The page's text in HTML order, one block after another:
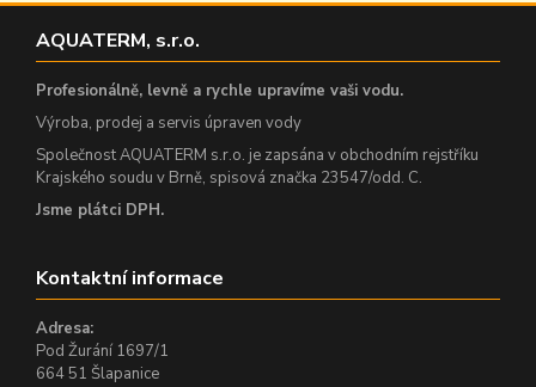
AQUATERM, s.r.o.
Profesionálně, levně a rychle upravíme vaši vodu.
Výroba, prodej a servis úpraven vody
Společnost AQUATERM s.r.o. je zapsána v obchodním rejstříku
Krajského soudu v Brně, spisová značka 23547/odd. C.
Jsme plátci DPH.
Kontaktní informace
Adresa:
Pod Žurání 1697/1
664 51 Šlapanice